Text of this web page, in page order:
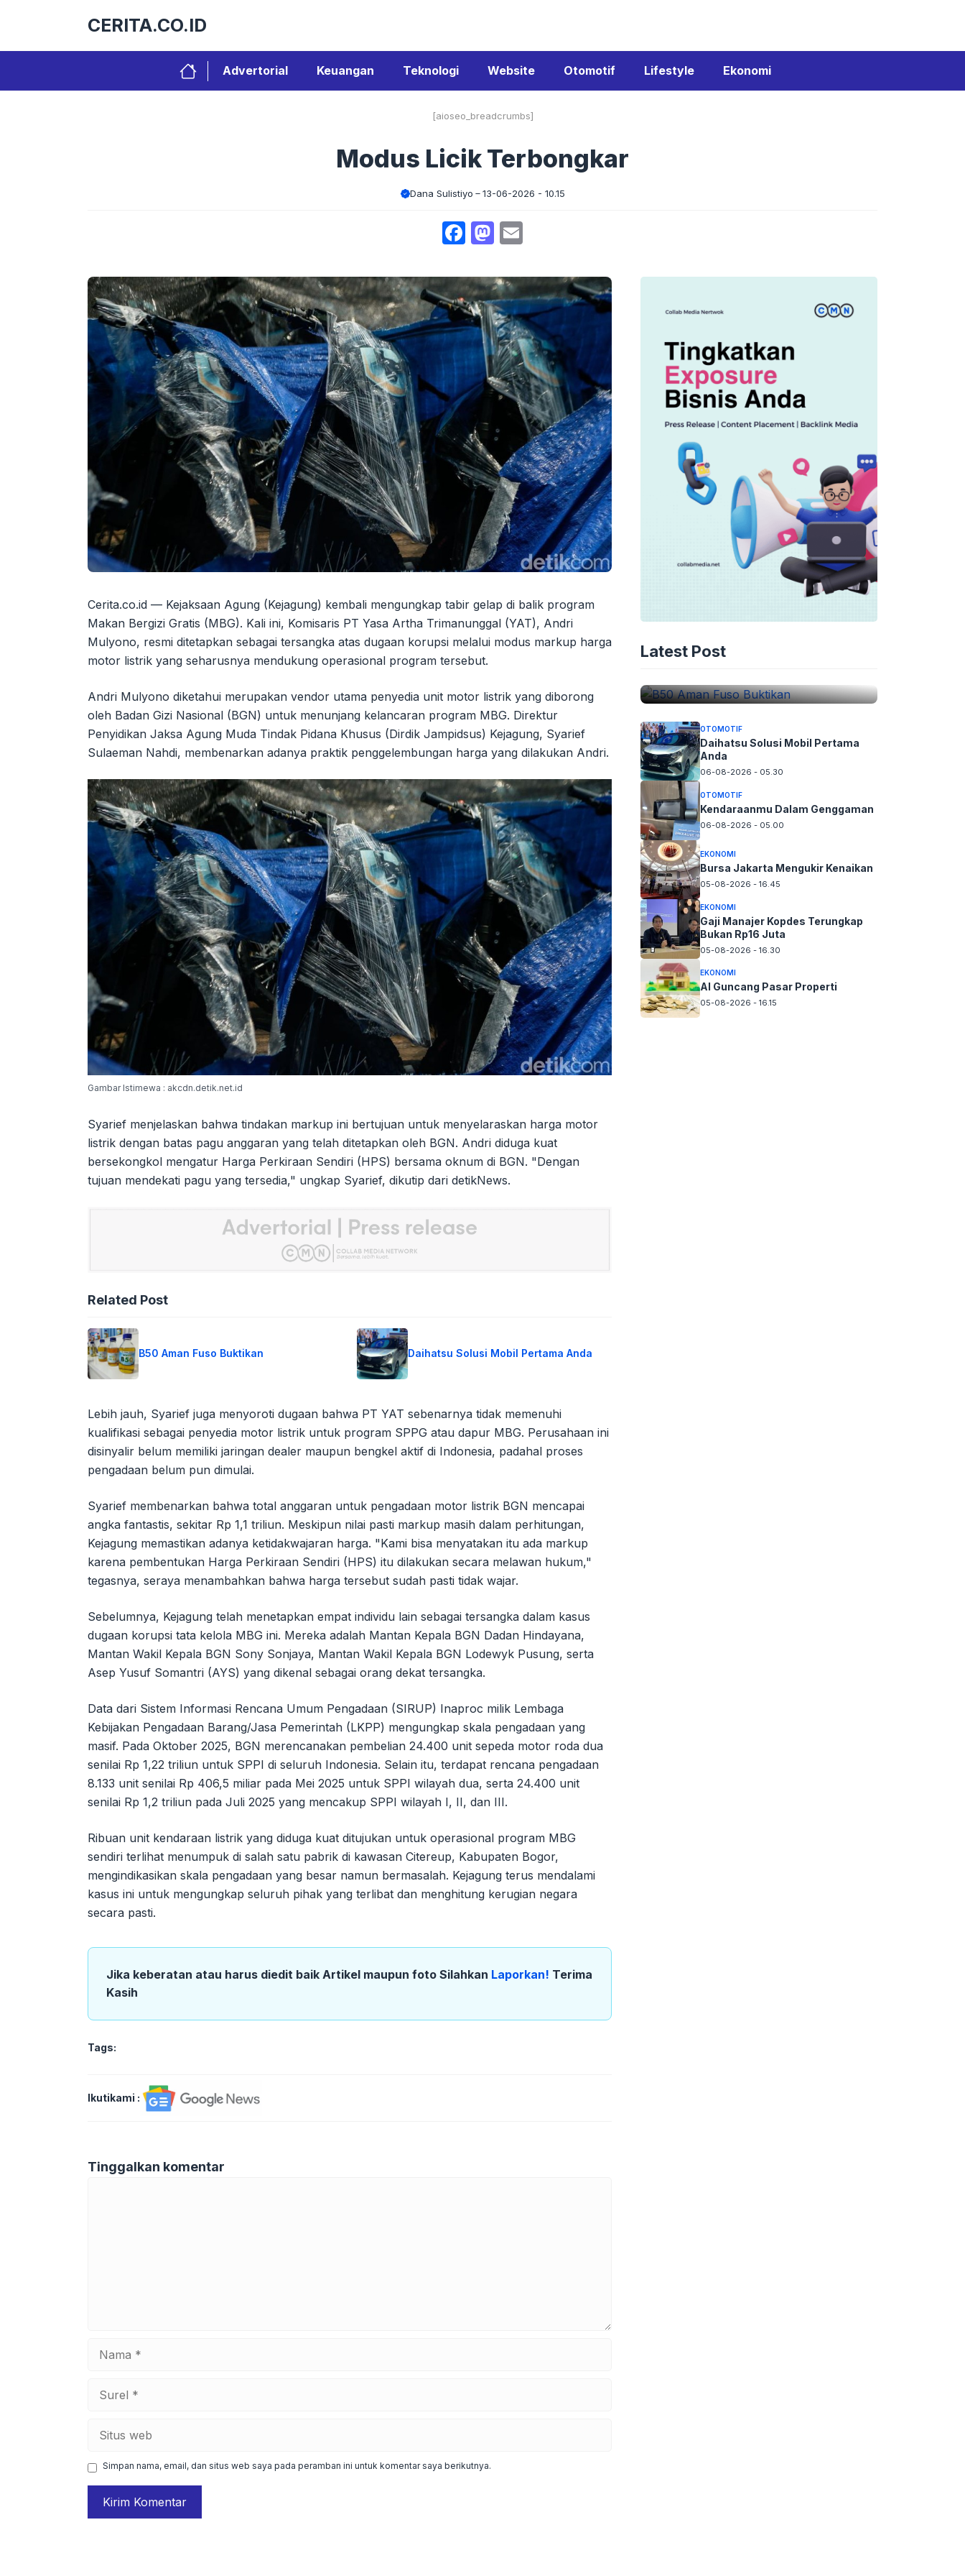
CERITA.CO.ID
Advertorial Keuangan Teknologi Website Otomotif Lifestyle Ekonomi
[aioseo_breadcrumbs]
Modus Licik Terbongkar
Dana Sulistiyo 13-06-2026 - 10.15
Facebook
Mastodon
Cerita.co.id — Kejaksaan Agung (Kejagung) kembali mengungkap tabir gelap di balik program
Makan Bergizi Gratis (MBG). Kali ini, Komisaris PT Yasa Artha Trimanunggal (YAT), Andri
Mulyono, resmi ditetapkan sebagai tersangka atas dugaan korupsi melalui modus markup harga
motor listrik yang seharusnya mendukung operasional program tersebut.
Andri Mulyono diketahui merupakan vendor utama penyedia unit motor listrik yang diborong
oleh Badan Gizi Nasional (BGN) untuk menunjang kelancaran program MBG. Direktur
Penyidikan Jaksa Agung Muda Tindak Pidana Khusus (Dirdik Jampidsus) Kejagung, Syarief
Sulaeman Nahdi, membenarkan adanya praktik penggelembungan harga yang dilakukan Andri.
Gambar Istimewa : akcdn.detik.net.id
Syarief menjelaskan bahwa tindakan markup ini bertujuan untuk menyelaraskan harga motor
listrik dengan batas pagu anggaran yang telah ditetapkan oleh BGN. Andri diduga kuat
bersekongkol mengatur Harga Perkiraan Sendiri (HPS) bersama oknum di BGN. "Dengan
tujuan mendekati pagu yang tersedia," ungkap Syarief, dikutip dari detikNews.
Related Post
B50 Aman Fuso Buktikan Daihatsu Solusi Mobil Pertama Anda
Lebih jauh, Syarief juga menyoroti dugaan bahwa PT YAT sebenarnya tidak memenuhi
kualifikasi sebagai penyedia motor listrik untuk program SPPG atau dapur MBG. Perusahaan ini
disinyalir belum memiliki jaringan dealer maupun bengkel aktif di Indonesia, padahal proses
pengadaan belum pun dimulai.
Syarief membenarkan bahwa total anggaran untuk pengadaan motor listrik BGN mencapai
angka fantastis, sekitar Rp 1,1 triliun. Meskipun nilai pasti markup masih dalam perhitungan,
Kejagung memastikan adanya ketidakwajaran harga. "Kami bisa menyatakan itu ada markup
karena pembentukan Harga Perkiraan Sendiri (HPS) itu dilakukan secara melawan hukum,"
tegasnya, seraya menambahkan bahwa harga tersebut sudah pasti tidak wajar.
Sebelumnya, Kejagung telah menetapkan empat individu lain sebagai tersangka dalam kasus
dugaan korupsi tata kelola MBG ini. Mereka adalah Mantan Kepala BGN Dadan Hindayana,
Mantan Wakil Kepala BGN Sony Sonjaya, Mantan Wakil Kepala BGN Lodewyk Pusung, serta
Asep Yusuf Somantri (AYS) yang dikenal sebagai orang dekat tersangka.
Data dari Sistem Informasi Rencana Umum Pengadaan (SIRUP) Inaproc milik Lembaga
Kebijakan Pengadaan Barang/Jasa Pemerintah (LKPP) mengungkap skala pengadaan yang
masif. Pada Oktober 2025, BGN merencanakan pembelian 24.400 unit sepeda motor roda dua
senilai Rp 1,22 triliun untuk SPPI di seluruh Indonesia. Selain itu, terdapat rencana pengadaan
8.133 unit senilai Rp 406,5 miliar pada Mei 2025 untuk SPPI wilayah dua, serta 24.400 unit
senilai Rp 1,2 triliun pada Juli 2025 yang mencakup SPPI wilayah I, II, dan III.
Ribuan unit kendaraan listrik yang diduga kuat ditujukan untuk operasional program MBG
sendiri terlihat menumpuk di salah satu pabrik di kawasan Citereup, Kabupaten Bogor,
mengindikasikan skala pengadaan yang besar namun bermasalah. Kejagung terus mendalami
kasus ini untuk mengungkap seluruh pihak yang terlibat dan menghitung kerugian negara
secara pasti.
Jika keberatan atau harus diedit baik Artikel maupun foto Silahkan Laporkan! Terima
Kasih
Tags:
Ikutikami :
Tinggalkan komentar
Simpan nama, email, dan situs web saya pada peramban ini untuk komentar saya berikutnya.
Latest Post
B50 Aman Fuso Buktikan
OTOMOTIF
Daihatsu Solusi Mobil Pertama
Anda
06-08-2026 - 05.30
OTOMOTIF
Kendaraanmu Dalam Genggaman
06-08-2026 - 05.00
EKONOMI
Bursa Jakarta Mengukir Kenaikan
05-08-2026 - 16.45
EKONOMI
Gaji Manajer Kopdes Terungkap
Bukan Rp16 Juta
05-08-2026 - 16.30
EKONOMI
AI Guncang Pasar Properti
05-08-2026 - 16.15